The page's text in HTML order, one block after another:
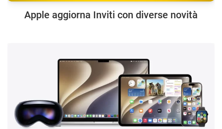
Apple aggiorna Inviti con diverse novità